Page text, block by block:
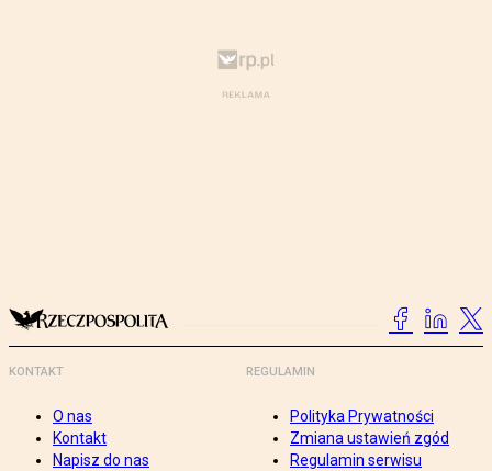
KONTAKT
O nas
Kontakt
Napisz do nas
REGULAMIN
Polityka Prywatności
Zmiana ustawień zgód
Regulamin serwisu